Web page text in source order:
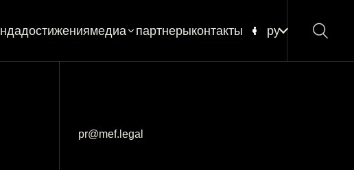
достижениямедиа
новости
партнерыконтакты ру
pr@mef.legal